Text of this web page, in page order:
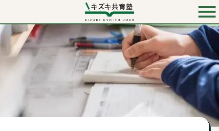
お電話での入会・見学・料金のお問い合わせは
0120-501-858 （無料）
キズキ共育塾 TOP
キズキとは？